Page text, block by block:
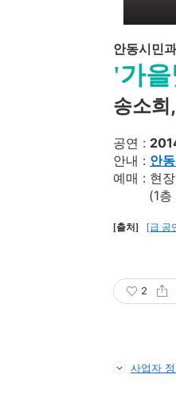
안동시민
'가
송소희
공연 :
안내 : 안
예매 : 현
(1층
[출처] [급 공
2
사업자